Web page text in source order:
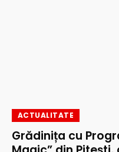
ACTUALITATE
Grădinița cu